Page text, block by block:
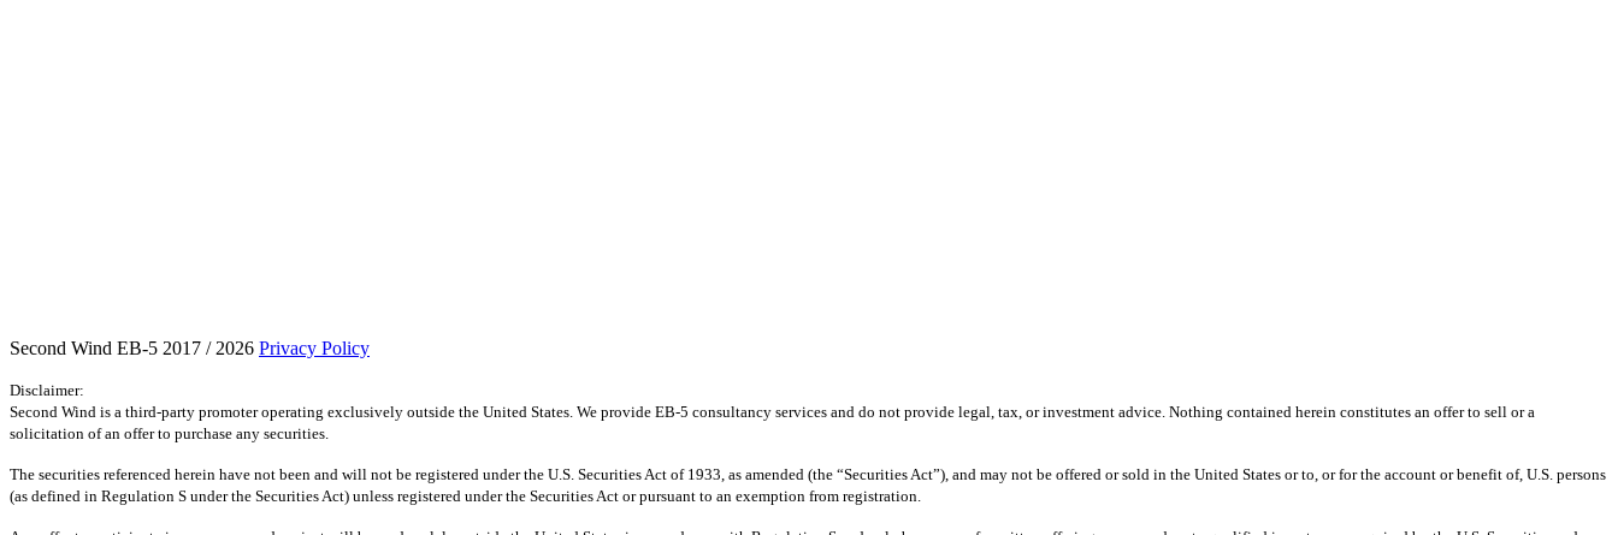
Second Wind EB-5 2017 / 2026 Privacy Policy
Disclaimer:
Second Wind is a third-party promoter operating exclusively outside the United States. We provide EB-5 consultancy services and do not provide legal, tax, or investment advice. Nothing contained herein constitutes an offer to sell or a
solicitation of an offer to purchase any securities.
The securities referenced herein have not been and will not be registered under the U.S. Securities Act of 1933, as amended (the “Securities Act”), and may not be offered or sold in the United States or to, or for the account or benefit of, U.S. persons
(as defined in Regulation S under the Securities Act) unless registered under the Securities Act or pursuant to an exemption from registration.